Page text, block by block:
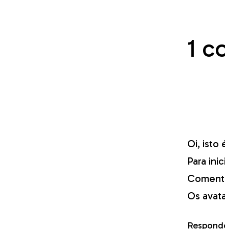
1
Oi, isto
Para
Os